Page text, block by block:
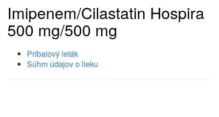
Imipenem/Cilastatin Hospira
500 mg/500 mg
Príbalový leták
Súhrn údajov o lieku